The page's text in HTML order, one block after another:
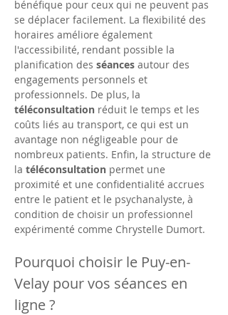
bénéfique pour ceux qui ne peuvent pas
se déplacer facilement. La flexibilité des
horaires améliore également
l'accessibilité, rendant possible la
planification des séances autour des
engagements personnels et
professionnels. De plus, la
téléconsultation réduit le temps et les
coûts liés au transport, ce qui est un
avantage non négligeable pour de
nombreux patients. Enfin, la structure de
la téléconsultation permet une
proximité et une confidentialité accrues
entre le patient et le psychanalyste, à
condition de choisir un professionnel
expérimenté comme Chrystelle Dumort.
Pourquoi choisir le Puy-en-
Velay pour vos séances en
ligne ?